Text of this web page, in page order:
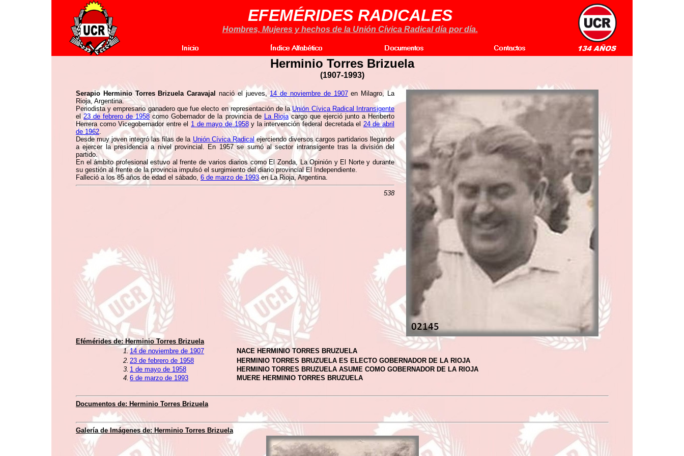
EFEMÉRIDES RADICALES
Hombres, Mujeres y hechos de la Unión Cívica Radical día por día.
Herminio Torres Brizuela
(1907-1993)
Serapio Herminio Torres Brizuela Caravajal nació el jueves,14 de noviembre de 1907en Milagro, La
Rioja, Argentina.
Periodista y empresario ganadero que fue electo en representación de laUnión Cívica Radical Intransigente
el23 de febrero de 1958 como Gobernador de la provincia de La Riojacargo que ejerció junto a Heriberto
Herrera como Vicegobernador entre el 1 de mayo de 1958y la intervención federal decretada el 24 de abril
de 1962.
Desde muy joven integró las filas de la Unión Cívica Radical ejerciendo diversos cargos partidarios llegando
a ejercer la presidencia a nivel provincial. En 1957 se sumó al sector intransigente tras la división del
partido.
En el ámbito profesional estuvo al frente de varios diarios como El Zonda, La Opinión y El Norte y durante
su gestión al frente de la provincia impulsó el surgimiento del diario provincial El Independiente.
Falleció a los 85 años de edad el sábado, 6 de marzo de 1993en La Rioja, Argentina.
538
Efémérides de:Herminio Torres Brizuela
1.14 de noviembre de 1907
NACE HERMINIO TORRES BRUZUELA
2. 23 de febrero de 1958
HERMINIO TORRES BRUZUELA ES ELECTO GOBERNADOR DE LA RIOJA
3. 1 de mayo de 1958
HERMINIO TORRES BRUZUELA ASUME COMO GOBERNADOR DE LA RIOJA
4. 6 de marzo de 1993 MUERE HERMINIO TORRES BRUZUELA
Documentos de: Herminio Torres Brizuela
Galería de Imágenes de: Herminio Torres Brizuela